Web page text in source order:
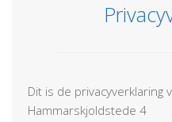
Dit is de privacyverklaring
Hammarskjoldstede 4